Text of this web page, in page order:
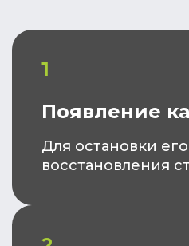
1
Появление
Для остановки
восстановления